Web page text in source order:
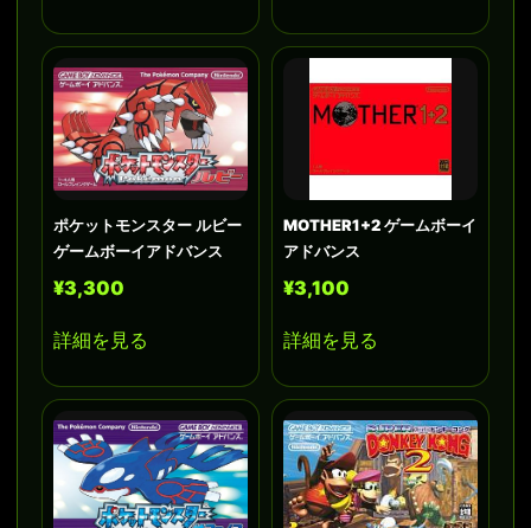
ポケットモンスター ルビー
ゲームボーイアドバンス
¥3,300
詳細を見る
MOTHER1+2 ゲームボーイ
アドバンス
¥3,100
詳細を見る